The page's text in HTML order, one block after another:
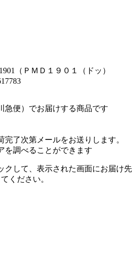
（ＰＭＤ１９０１（ドッ）
急便）でお届けする商品です
了次第メールをお送りします。
を調べることができます
クして、表示された画面にお届け先
ください。